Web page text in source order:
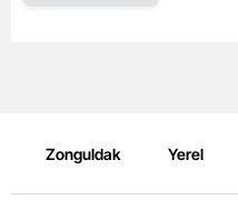
Zonguldak Yerel